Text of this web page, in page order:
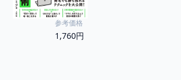
参考価格
1,760円